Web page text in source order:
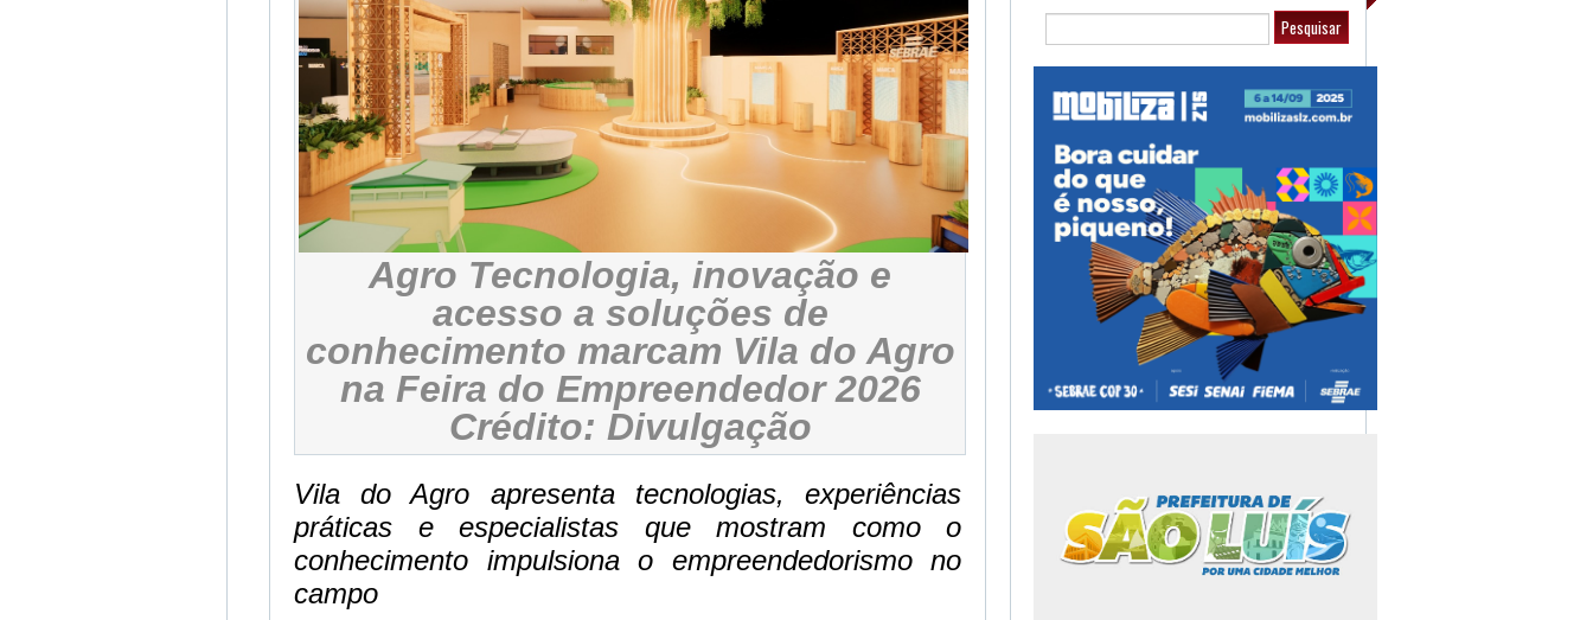
Agro Tecnologia, inovação e
acesso a soluções de
conhecimento marcam Vila do Agro
na Feira do Empreendedor 2026
Crédito: Divulgação
Vila do Agro apresenta tecnologias, experiências
práticas e especialistas que mostram como o
conhecimento impulsiona o empreendedorismo no
campo